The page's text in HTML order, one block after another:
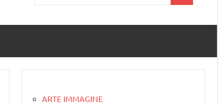
per:
ARTE IMMAGINE